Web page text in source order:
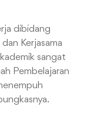
dibidang
Kerjasama
sangat
Pembelajaran